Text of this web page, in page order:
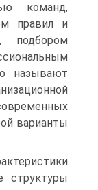
команд,
правил и
подбором
называют
варианты
структуры